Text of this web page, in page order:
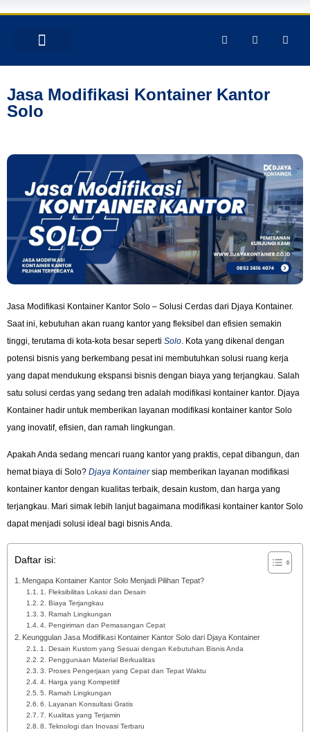
Jasa Modifikasi Kontainer Kantor
Solo
Jasa Modifikasi Kontainer Kantor Solo – Solusi Cerdas dari Djaya Kontainer.
Saat ini, kebutuhan akan ruang kantor yang fleksibel dan efisien semakin
tinggi, terutama di kota-kota besar seperti Solo . Kota yang dikenal dengan
potensi bisnis yang berkembang pesat ini membutuhkan solusi ruang kerja
yang dapat mendukung ekspansi bisnis dengan biaya yang terjangkau. Salah
satu solusi cerdas yang sedang tren adalah modifikasi kontainer kantor. Djaya
Kontainer hadir untuk memberikan layanan modifikasi kontainer kantor Solo
yang inovatif, efisien, dan ramah lingkungan.
Apakah Anda sedang mencari ruang kantor yang praktis, cepat dibangun, dan
hemat biaya di Solo? Djaya Kontainersiap memberikan layanan modifikasi
kontainer kantor dengan kualitas terbaik, desain kustom, dan harga yang
terjangkau. Mari simak lebih lanjut bagaimana modifikasi kontainer kantor Solo
dapat menjadi solusi ideal bagi bisnis Anda.
Daftar isi:
Mengapa Kontainer Kantor Solo Menjadi Pilihan Tepat?
1. Fleksibilitas Lokasi dan Desain
2. Biaya Terjangkau
3. Ramah Lingkungan
4. Pengiriman dan Pemasangan Cepat
Keunggulan Jasa Modifikasi Kontainer Kantor Solo dari Djaya Kontainer
1. Desain Kustom yang Sesuai dengan Kebutuhan Bisnis Anda
2. Penggunaan Material Berkualitas
3. Proses Pengerjaan yang Cepat dan Tepat Waktu
4. Harga yang Kompetitif
5. Ramah Lingkungan
6. Layanan Konsultasi Gratis
7. Kualitas yang Terjamin
8. Teknologi dan Inovasi Terbaru